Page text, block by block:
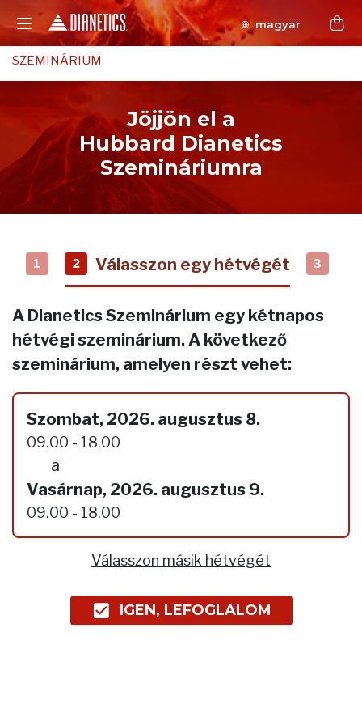
magyar
SZEMINÁRIUM
Jöjjön el a
Hubbard Dianetics
Szemináriumra
1 2 Válasszon egy hétvégét 3
A Dianetics Szeminárium egy kétnapos
hétvégi szeminárium. A következő
szeminárium, amelyen részt vehet:
Szombat, 2026. augusztus 8.
09.00 - 18.00
a
Vasárnap, 2026. augusztus 9.
09.00 - 18.00
Válasszon másik hétvégét
IGEN, LEFOGLALOM